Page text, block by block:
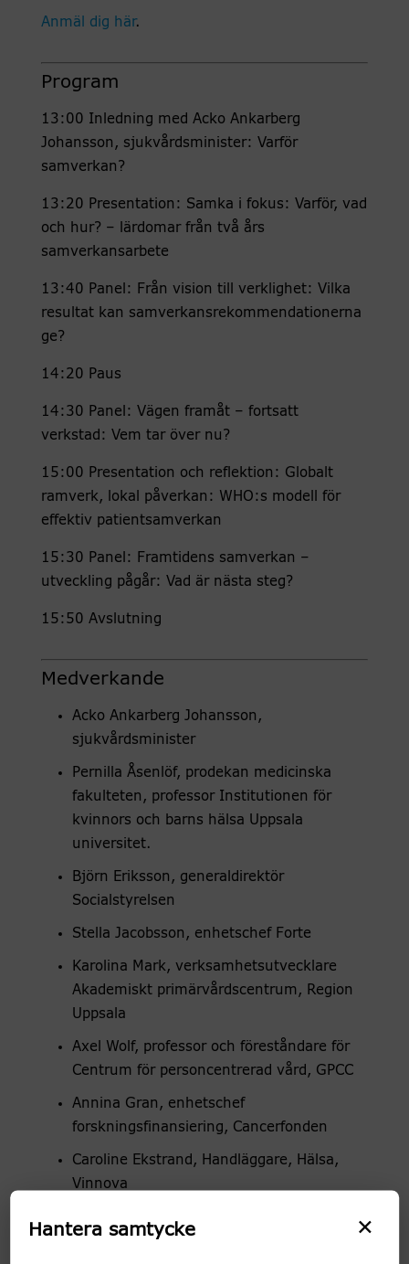
Anmäl dig här.
Program
13:00 Inledning med Acko Ankarberg
Johansson, sjukvårdsminister: Varför
samverkan?
13:20 Presentation: Samka i fokus: Varför, vad
och hur? – lärdomar från två års
samverkansarbete
13:40 Panel: Från vision till verklighet: Vilka
resultat kan samverkansrekommendationerna
ge?
14:20 Paus
14:30 Panel: Vägen framåt – fortsatt
verkstad: Vem tar över nu?
15:00 Presentation och reflektion: Globalt
ramverk, lokal påverkan: WHO:s modell för
effektiv patientsamverkan
15:30 Panel: Framtidens samverkan –
utveckling pågår: Vad är nästa steg?
15:50 Avslutning
Medverkande
Acko Ankarberg Johansson,
sjukvårdsminister
Pernilla Åsenlöf, prodekan medicinska
fakulteten, professor Institutionen för
kvinnors och barns hälsa Uppsala
universitet.
Björn Eriksson, generaldirektör
Socialstyrelsen
Stella Jacobsson, enhetschef Forte
Karolina Mark, verksamhetsutvecklare
Akademiskt primärvårdscentrum, Region
Uppsala
Axel Wolf, professor och föreståndare för
Centrum för personcentrerad vård, GPCC
Annina Gran, enhetschef
forskningsfinansiering, Cancerfonden
Caroline Ekstrand, Handläggare, Hälsa,
Vinnova
Karolinska Institutet och föreståndare för
×
Hantera samtycke